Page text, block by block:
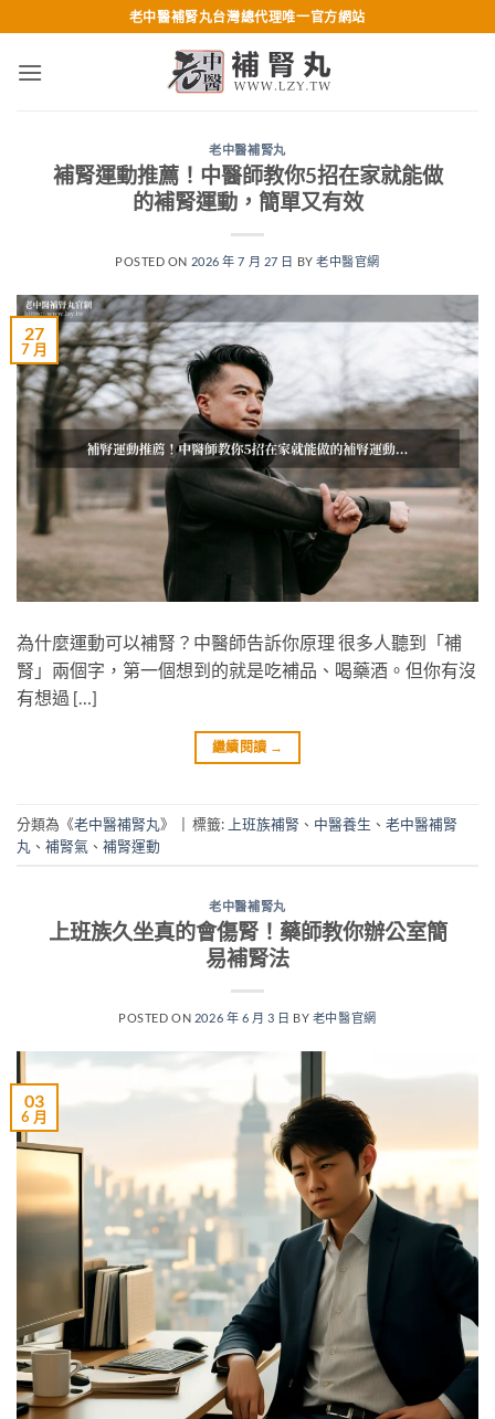
轉
老中醫補腎丸台灣總代理唯一官方網站
老中醫補腎丸
補腎運動推薦！中醫師教你5招在家就能做
的補腎運動，簡單又有效
POSTED ON 2026 年 7 月 27 日 BY老中醫官網
27
7 月
為什麼運動可以補腎？中醫師告訴你原理 很多人聽到「補
腎」兩個字，第一個想到的就是吃補品、喝藥酒。但你有沒
有想過 […]
繼續閱讀 →
分類為《老中醫補腎丸》 標籤: 上班族補腎 、 中醫養生 、 老中醫補腎
丸 、 補腎氣 、 補腎運動
老中醫補腎丸
上班族久坐真的會傷腎！藥師教你辦公室簡
易補腎法
POSTED ON 2026 年 6 月 3 日 BY 老中醫官網
03
6 月